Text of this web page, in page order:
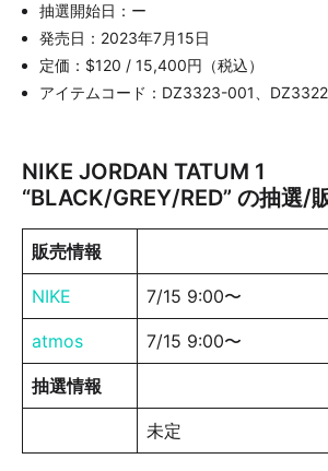
抽選開始日：ー
発売日：2023年7月15日
定価：$120 / 15,400円（税込）
アイテムコード：DZ3323-001、
NIKE JORDAN TATUM 1
“BLACK/GREY/RED” の抽選/
販売情報
NIKE 7/15
atmos 7/15 9:00〜
抽選情報
未定